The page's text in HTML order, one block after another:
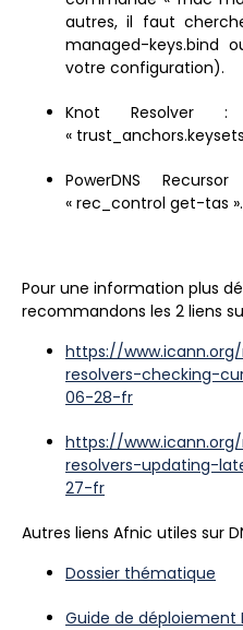
autres, il faut
managed-keys.bind
votre configuration).
Knot Resolver
«
PowerDNS
« rec_control get-tas ».
Pour une information plus
recommandons les 2 liens
https://
resolvers-checking-
06-28-fr
https://
resolvers-updating-
27-fr
Autres liens Afnic utiles sur
Dossier thématique
Guide de déploiement